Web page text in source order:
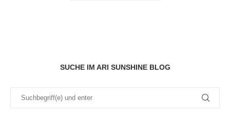
SUCHE IM ARI SUNSHINE BLOG